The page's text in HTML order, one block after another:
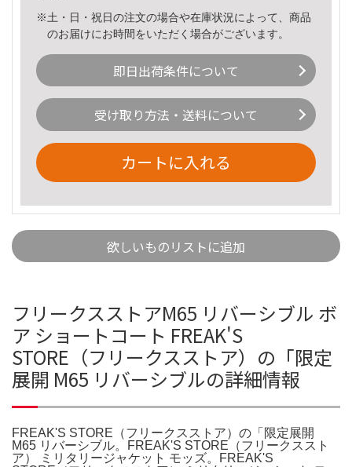
※土・日・祝日の注文の場合や在庫状況によって、商品
のお届けにお時間をいただく場合がございます。
即日出荷条件について
受け取り方法・送料について
カートに入れる
欲しいものリストに追加
フリークスストアM65 リバーシブル ボ
ア ショートコート FREAK'S
STORE（フリークスストア）の「限定
展開 M65 リバーシブルの詳細情報
FREAK'S STORE（フリークスストア）の「限定展開
M65 リバーシブル。FREAK'S STORE（フリークススト
ア） ミリタリージャケット モッズ。FREAK'S